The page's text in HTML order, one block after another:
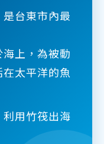
台東市內最
上，為被動
在太平洋的魚
用竹筏出海